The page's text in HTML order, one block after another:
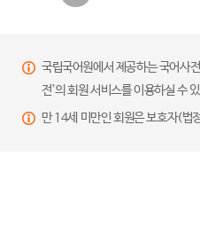
국립국어원에서 제공하는 국어사
전’의 회원 서비스를 이용하실 수
만 14세 미만인 회원은 보호자(법